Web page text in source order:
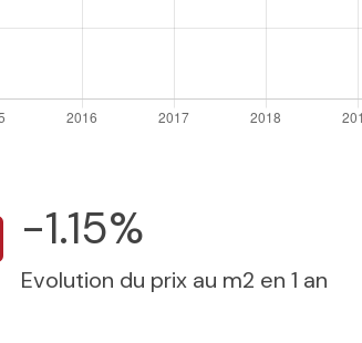
-1.15%
Evolution du prix au m2 en 1 an